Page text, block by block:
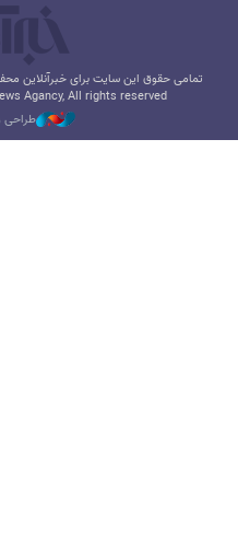
تمامی حقوق این سایت برای خبرآنلاین
Agancy, All rights reserved
طراحی